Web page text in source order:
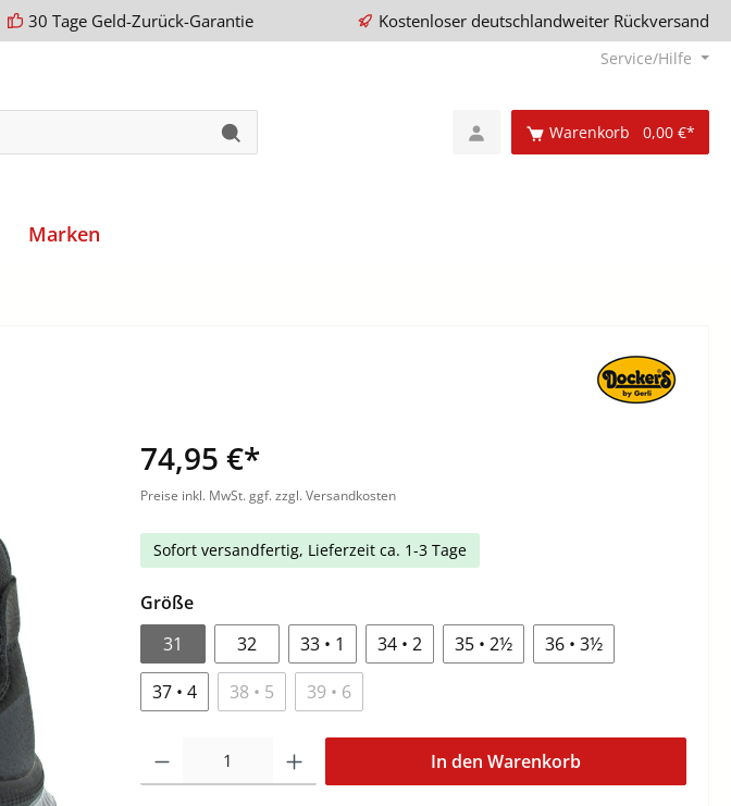
30 Tage Geld-Zurück-Garantie Kostenloser deutschlandweiter Rückversand
Service/Hilfe
Warenkorb 0,00 €*
Marken
74,95 €*
Preise inkl. MwSt. ggf. zzgl. Versandkosten
Sofort versandfertig, Lieferzeit ca. 1-3 Tage
Größe
31
32 33 • 1 34 • 2 35 • 2½
36 • 3½
37 • 4
38 • 5 39 • 6
In den Warenkorb